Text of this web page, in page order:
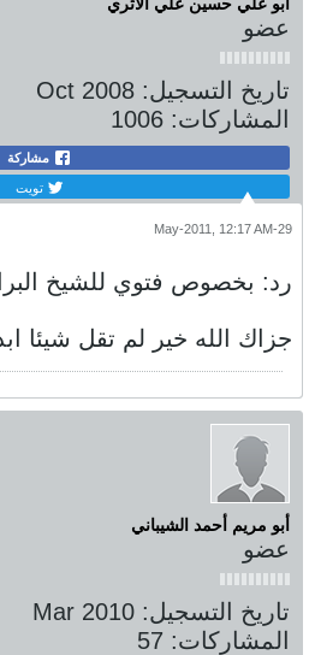
عضو
تاريخ التسجيل: Oct 2008
المشاركات: 1006
مشاركة
تويت
29-May-2011, 12:17 AM
رد: بخصوص فتوي للشيخ
جزاك الله خير لم تقل شيئا
أبو مريم أحمد الشيباني
عضو
تاريخ التسجيل: Mar 2010
المشاركات: 57